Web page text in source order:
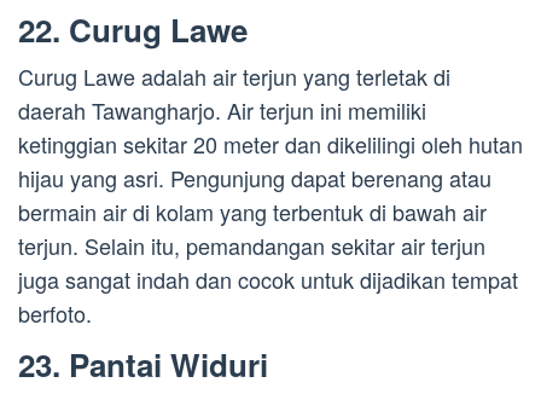
22. Curug Lawe
Curug Lawe adalah air terjun yang terletak di
daerah Tawangharjo. Air terjun ini memiliki
ketinggian sekitar 20 meter dan dikelilingi oleh hutan
hijau yang asri. Pengunjung dapat berenang atau
bermain air di kolam yang terbentuk di bawah air
terjun. Selain itu, pemandangan sekitar air terjun
juga sangat indah dan cocok untuk dijadikan tempat
berfoto.
23. Pantai Widuri